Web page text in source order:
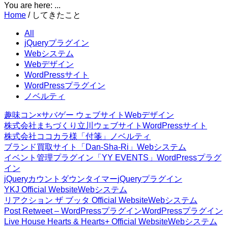
You are here: ...
Home / してきたこと
All
jQueryプラグイン
Webシステム
Webデザイン
WordPressサイト
WordPressプラグイン
ノベルティ
趣味コン×サバゲー ウェブサイト Webデザイン
株式会社まちづくり立川ウェブサイト WordPressサイト
株式会社ココカラ様「付箋」
ノベルティ
ブランド買取サイト「Dan-Sha-Ri」 Webシステム
イベント管理プラグイン「YY EVENTS」 WordPressプラグ
イン
jQueryカウントダウンタイマーjQueryプラグイン
YKJ Official WebsiteWebシステム
リアクション ザ ブッタ Official WebsiteWebシステム
Post Retweet – WordPressプラグインWordPressプラグイン
Live House Hearts & Hearts+ Official WebsiteWebシステム